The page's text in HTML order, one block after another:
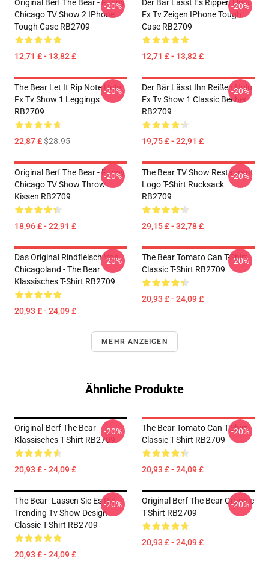
Original Berf The Bear - Funny
Chicago TV Show 2 IPhone
Tough Case RB2709
12,71 £ - 13,82 £
-20%
Der Bär Lässt Es Rippen Hulu
Fx Tv Zeigen IPhone Tough
Case RB2709
12,71 £ - 13,82 £
-20%
The Bear Let It Rip Note Hulu
Fx Tv Show 1 Leggings
RB2709
22,87 £$28.95
-20%
Der Bär Lässt Ihn Reißen Hulu
Fx Tv Show 1 Classic Becher
RB2709
19,75 £ - 22,91 £
-20%
Original Berf The Bear - Funny
Chicago TV Show Throw
Kissen RB2709
18,96 £ - 22,91 £
-20%
The Bear TV Show Restaurant
Logo T-Shirt Rucksack
RB2709
29,15 £ - 32,78 £
-20%
Das Original Rindfleisch Von
Chicagoland - The Bear
Klassisches T-Shirt RB2709
20,93 £ - 24,09 £
-20%
The Bear Tomato Can T-Shirt
Classic T-Shirt RB2709
20,93 £ - 24,09 £
-20%
MEHR ANZEIGEN
Ähnliche Produkte
Original-Berf The Bear
Klassisches T-Shirt RB2709
20,93 £ - 24,09 £
-20%
The Bear Tomato Can T-Shirt
Classic T-Shirt RB2709
20,93 £ - 24,09 £
-20%
The Bear- Lassen Sie Es Rip
Trending Tv Show Design
Classic T-Shirt RB2709
20,93 £ - 24,09 £
-20%
Original Berf The Bear Graphic
T-Shirt RB2709
20,93 £ - 24,09 £
-20%